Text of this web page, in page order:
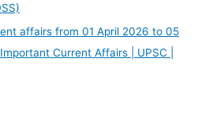
affairs from 01 April 2026 to 05
Current Affairs | UPSC |